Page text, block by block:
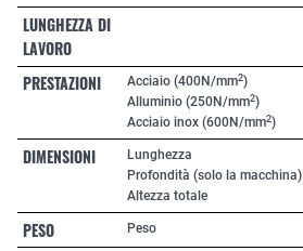
LUNGHEZZA DI
LAVORO
PRESTAZIONI Acciaio (400N/mm2)
Alluminio (250N/mm2)
Acciaio inox (600N/mm2)
DIMENSIONI
Lunghezza
Profondità (solo la macchina)
Altezza totale
PESO Peso